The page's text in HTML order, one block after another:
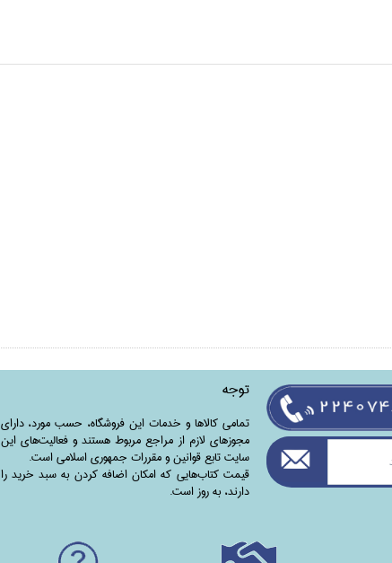
توجه
تمامی‌ کالاها و خدمات این فروشگاه، حسب مورد،‌ دارای
مجوزهای لازم از مراجع مربوط هستند ‌و‌‌ فعالیت‌های این
سایت تابع قوانین و مقررات جمهوری اسلامی است.
قیمت کتاب‌هایی که امکان اضافه کردن به سبد خرید را
دارند،‌ به روز است.